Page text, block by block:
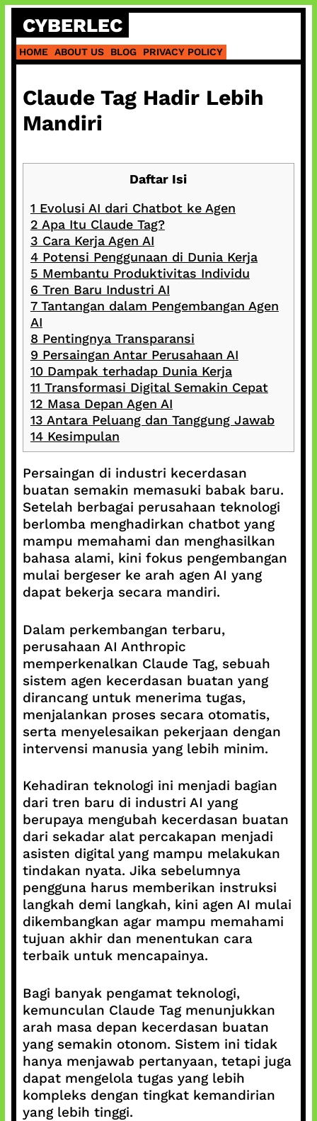
Skip
content
CYBERLEC
HOME ABOUT US BLOG PRIVACY POLICY
Claude Tag Hadir Lebih
Mandiri
Daftar Isi
1 Evolusi AI dari Chatbot ke Agen
2 Apa Itu Claude Tag?
3 Cara Kerja Agen AI
4Potensi Penggunaan di Dunia Kerja
5 Membantu Produktivitas Individu
6 Tren Baru Industri AI
7Tantangan dalam Pengembangan Agen
AI
8 Pentingnya Transparansi
9 Persaingan Antar Perusahaan AI
10Dampak terhadap Dunia Kerja
11 Transformasi Digital Semakin Cepat
12 Masa Depan Agen AI
13 Antara Peluang dan Tanggung Jawab
14Kesimpulan
Persaingan di industri kecerdasan
buatan semakin memasuki babak baru.
Setelah berbagai perusahaan teknologi
berlomba menghadirkan chatbot yang
mampu memahami dan menghasilkan
bahasa alami, kini fokus pengembangan
mulai bergeser ke arah agen AI yang
dapat bekerja secara mandiri.
Dalam perkembangan terbaru,
perusahaan AI Anthropic
memperkenalkan Claude Tag, sebuah
sistem agen kecerdasan buatan yang
dirancang untuk menerima tugas,
menjalankan proses secara otomatis,
serta menyelesaikan pekerjaan dengan
intervensi manusia yang lebih minim.
Kehadiran teknologi ini menjadi bagian
dari tren baru di industri AI yang
berupaya mengubah kecerdasan buatan
dari sekadar alat percakapan menjadi
asisten digital yang mampu melakukan
tindakan nyata. Jika sebelumnya
pengguna harus memberikan instruksi
langkah demi langkah, kini agen AI mulai
dikembangkan agar mampu memahami
tujuan akhir dan menentukan cara
terbaik untuk mencapainya.
Bagi banyak pengamat teknologi,
kemunculan Claude Tag menunjukkan
arah masa depan kecerdasan buatan
yang semakin otonom. Sistem ini tidak
hanya menjawab pertanyaan, tetapi juga
dapat mengelola tugas yang lebih
kompleks dengan tingkat kemandirian
yang lebih tinggi.